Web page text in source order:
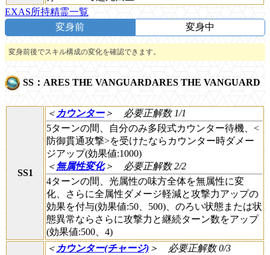
EXAS所持精霊一覧
変身前
変身中
変身前後でスキル構成の変化を確認できます。
SS： ARES THE VANGUARDARES THE VANGUARD
SS1
＜カウンター＞
必要正解数 1/1
5ターンの間、自分のみ多段式カウンター待機、<
防御貫通攻撃>を受けたならカウンター時ダメー
ジアップ(効果値:1000)
＜無属性変化＞
必要正解数 2/2
4ターンの間、光属性の味方全体を無属性に変
化、さらに全属性ダメージ軽減と攻撃力アップの
効果を付与(効果値:50、500)、のろい状態または状
態異常ならさらに攻撃力と継続ターン数をアップ
(効果値:500、4)
＜カウンター(チャージ) ＞
必要正解数 0/3